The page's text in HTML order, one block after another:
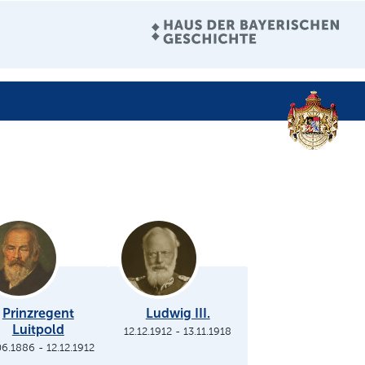
Prinzregent
Luitpold
-12.12.1912
Ludwig III.
12.12.1912 -13.11.1918